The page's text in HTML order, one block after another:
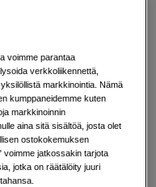
voimme parantaa
verkkoliikennettä,
markkinointia. Nämä
kumppaneidemme kuten
markkinoinnin
aina sitä sisältöä, josta olet
ostokokemuksen
jatkossakin tarjota
jotka on räätälöity juuri